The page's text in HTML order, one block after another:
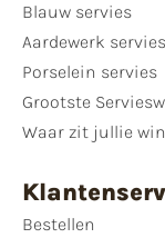
Blauw servies
Aardewerk servies
Porselein servies
Grootste
Waar zit jullie
Bestellen